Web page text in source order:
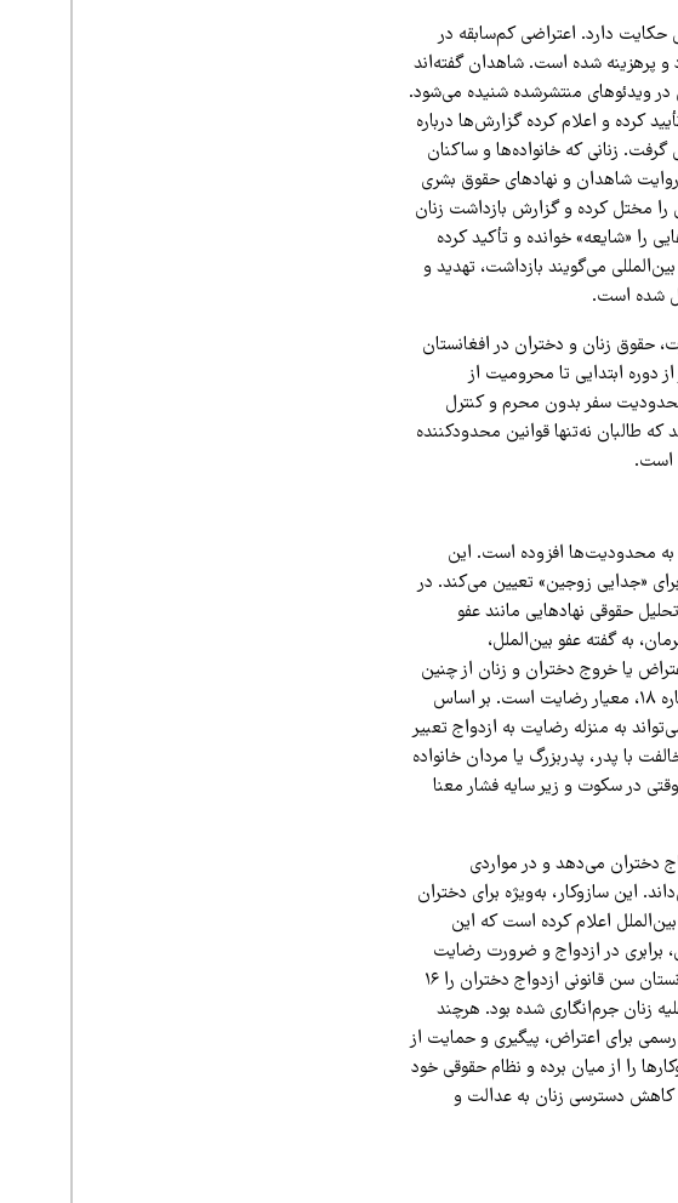
حکایت دارد. اعتراضی کم‌سابقه در
پرهزینه شده است. شاهدان گفته‌اند
در ویدئوهای منتشرشده شنیده می‌شود.
کرده و اعلام کرده گزارش‌ها درباره
زنانی که خانواده‌ها و ساکنان
شاهدان و نهادهای حقوق بشری
مختل کرده و گزارش بازداشت زنان
را «شایعه» خوانده و تأکید کرده
می‌گویند بازداشت، تهدید و
شده است.
طالبان به قدرت، حقوق زنان و دختران در افغانستان
دوره ابتدایی تا محرومیت از
سفر بدون محرم و کنترل
نه‌تنها قوانین محدودکننده
است.
نیز لایه حقوقی تازه‌ای به محدودیت‌ها افزوده است. این
برای «جدایی زوجین» تعیین می‌کند. در
حقوقی نهادهایی مانند عفو
به گفته عفو بین‌الملل،
یا خروج دختران و زنان از چنین
ازدواج‌هایی را محدود می‌کند. یکی از مهم‌ترین بخش‌های نگران‌کننده فرمان شماره ۱۸، معیار رضایت است. بر اساس
به منزله رضایت به ازدواج تعبیر
با پدر، پدربزرگ یا مردان خانواده
در سکوت و زیر سایه فشار معنا
دختران می‌دهد و در مواردی
این سازوکار، به‌ویژه برای دختران
اعلام کرده است که این
برابری در ازدواج و ضرورت رضایت
روشن، آزادانه و متقابل ناسازگار است. پیش از بازگشت طالبان، قانون مدنی افغانستان سن قانونی ازدواج دختران را ۱۶
منع خشونت علیه زنان جرم‌انگاری شده بود. هرچند
برای اعتراض، پیگیری و حمایت از
را از میان برده و نظام حقوقی خود
کاهش دسترسی زنان به عدالت و